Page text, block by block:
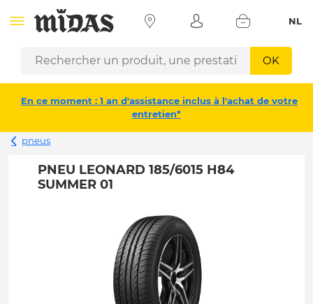
NL
OK
En ce moment : 1 an d'assistance inclus à l'achat de votre
entretien*
pneus
PNEU LEONARD 185/6015 H84
SUMMER 01